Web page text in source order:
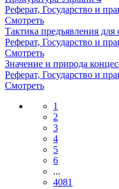
Реферат, Государство и
Смотреть
Тактика предъявления для
Реферат, Государство и
Смотреть
Значение и природа
Реферат, Государство и
Смотреть
1
2
3
4
5
6
...
4081